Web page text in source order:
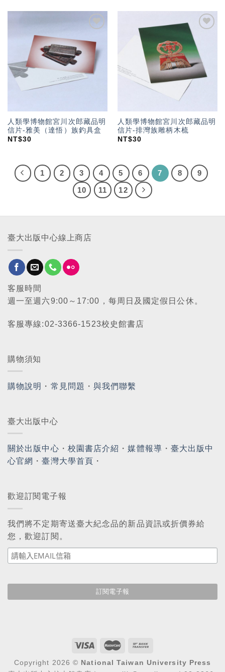
「願
望輕
單」
人類學博物館宮川次郎藏品明
信片-雅美（達悟）族釣具盒
NT$30
單」
人類學博物館宮川次郎藏品明
信片-排灣族雕柄木梳
NT$30
1 2 3 4 5 6 7 8
9
10
11 12
臺大出版中心線上商店
客服時間
週一至週六9:00～17:00，每周日及國定假日公休。
客服專線:02-3366-1523校史館書店
購物須知
購物說明 ・ 常見問題 ・與我們聯繫
臺大出版中心
關於出版中心 ・ 校園書店介紹 ・媒體報導 ・ 臺大出版中
心官網 ・臺灣大學首頁 ・
歡迎訂閱電子報
我們將不定期寄送臺大紀念品的新品資訊或折價券給
您，歡迎訂閱。
Copyright 2026 © National Taiwan University Press